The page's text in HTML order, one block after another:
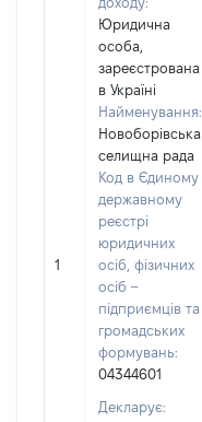
1
Юридична
особа,
зареєстрована
в Україні
Найменування:
Новоборівська
селищна рада
Код в Єдиному
державному
реєстрі
юридичних
осіб, фізичних
осіб –
підприємців та
громадських
формувань:
04344601
Декларує: